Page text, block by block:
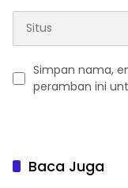
Simpan nama,
peramban ini
Baca Juga